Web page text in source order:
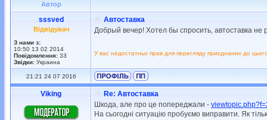
Автор
sssved
Відвідувач
З нами з:
10:50 13 02 2014
Повідомлення: 33
Звідки: Украина
Автоставка
Добрый вечер! Хотел бы спросить, автоставка
У вас недостатньо прав для перегляду приєднаних до
21:21 24 07 2016
Viking
Re: Автоставка
Шкода, але про це попереджали -
На сьогодні ситуацію пробуємо виправити. Як